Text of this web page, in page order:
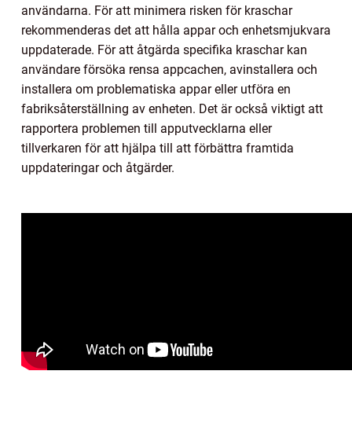
användarna. För att minimera risken för kraschar
rekommenderas det att hålla appar och enhetsmjukvara
uppdaterade. För att åtgärda specifika kraschar kan
användare försöka rensa appcachen, avinstallera och
installera om problematiska appar eller utföra en
fabriksåterställning av enheten. Det är också viktigt att
rapportera problemen till apputvecklarna eller
tillverkaren för att hjälpa till att förbättra framtida
uppdateringar och åtgärder.